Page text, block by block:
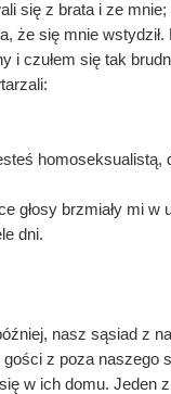
się z brata i ze mnie;
że się mnie wstydził.
i czułem się tak
homoseksualistą,
głosy brzmiały mi w
dni.
nasz sąsiad z
gości z poza naszego
się w ich domu. Jeden